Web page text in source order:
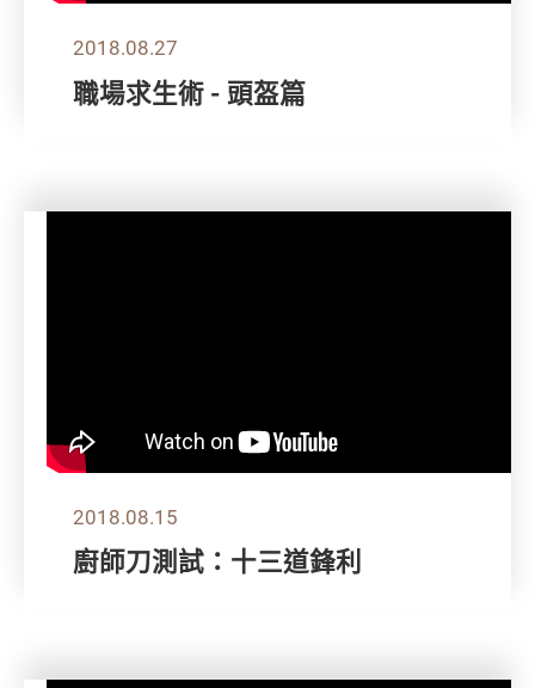
2018.08.27
職場求生術 - 頭盔篇
2018.08.15
廚師刀測試：十三道鋒利